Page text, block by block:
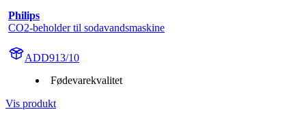
Philips
CO2-beholder til sodavandsmaskine
ADD913/10
Fødevarekvalitet
Vis produkt